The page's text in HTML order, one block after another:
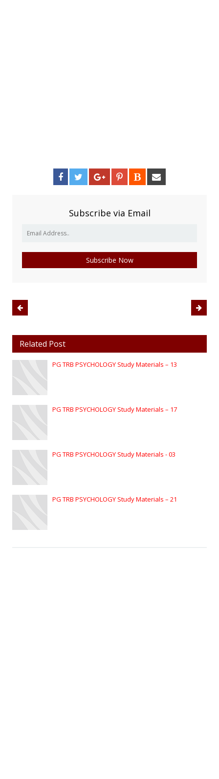
Subscribe via Email
Related Post
PG TRB PSYCHOLOGY Study Materials – 13
PG TRB PSYCHOLOGY Study Materials – 17
PG TRB PSYCHOLOGY Study Materials - 03
PG TRB PSYCHOLOGY Study Materials – 21